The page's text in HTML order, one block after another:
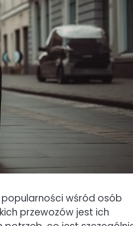
popularności wśród osób
przewozów jest ich